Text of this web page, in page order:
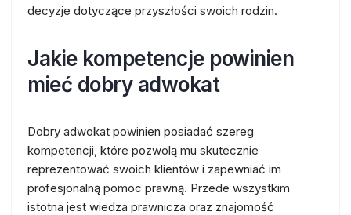
decyzje dotyczące przyszłości swoich rodzin.
Jakie kompetencje powinien
mieć dobry adwokat
Dobry adwokat powinien posiadać szereg
kompetencji, które pozwolą mu skutecznie
reprezentować swoich klientów i zapewniać im
profesjonalną pomoc prawną. Przede wszystkim
istotna jest wiedza prawnicza oraz znajomość